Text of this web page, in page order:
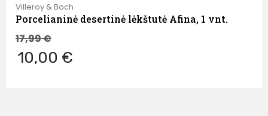
Villeroy & Boch
Porcelianinė desertinė lėkštutė Afina, 1 vnt.
17,99€
10,00 €